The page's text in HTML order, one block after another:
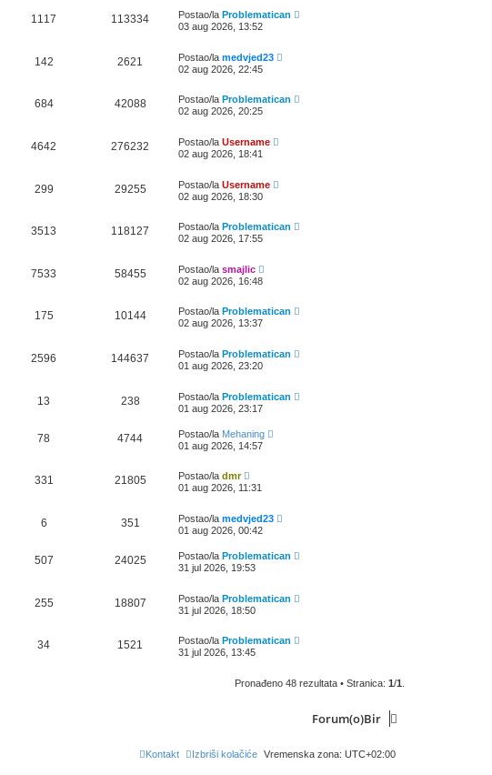
1117 113334 Postao/la Problematican
03 aug 2026, 13:52
142 2621 Postao/la medvjed23
02 aug 2026, 22:45
684 42088 Postao/la Problematican
02 aug 2026, 20:25
4642 276232 Postao/la Username
02 aug 2026, 18:41
299 29255 Postao/la Username
02 aug 2026, 18:30
3513 118127 Postao/la Problematican
02 aug 2026, 17:55
7533 58455 Postao/la smajlic
02 aug 2026, 16:48
175 10144 Postao/la Problematican
02 aug 2026, 13:37
2596 144637 Postao/la Problematican
01 aug 2026, 23:20
13 238 Postao/la Problematican
01 aug 2026, 23:17
78 4744 Postao/la Mehaning
01 aug 2026, 14:57
331 21805 Postao/la dmr
01 aug 2026, 11:31
6 351 Postao/la medvjed23
01 aug 2026, 00:42
507 24025 Postao/la Problematican
31 jul 2026, 19:53
255 18807 Postao/la Problematican
31 jul 2026, 18:50
34 1521 Postao/la Problematican
31 jul 2026, 13:45
Pronađeno 48 rezultata • Stranica: 1/1
Forum(o)Bir
Vremenska zona: UTC+02:00
Izbriši kolačiće
Kontakt